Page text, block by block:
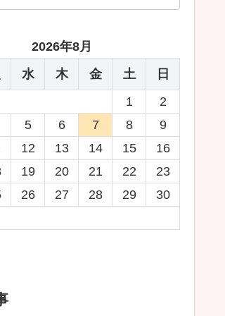
2026年8月
水 木 金 土
日
1
2
5 6 7 8
9
12 13 14 15
16
19 20 21 22
23
26 27 28 29
30